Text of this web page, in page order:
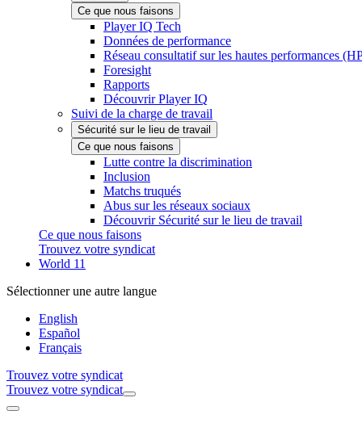
Ce que nous faisons
Player IQ Tech
Données de performance
Réseau consultatif sur les hautes performances
Foresight
Rapports
Découvrir Player IQ
Suivi de la charge de travail
Sécurité sur le lieu de travail
Ce que nous faisons
Lutte contre la discrimination
Inclusion
Matchs truqués
Abus sur les réseaux sociaux
Découvrir Sécurité sur le lieu de travail
Ce que nous faisons
Trouvez votre syndicat
World 11
Sélectionner une autre langue
English
Español
Français
Trouvez votre syndicat
Trouvez votre syndicat